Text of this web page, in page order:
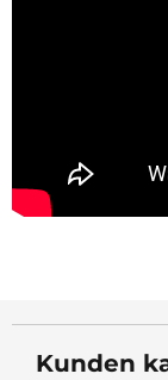
Kunden